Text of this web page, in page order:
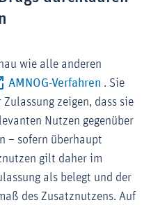
wie alle anderen
AMNOG-Verfahren . Sie
zeigen, dass sie
Nutzen gegenüber
– sofern überhaupt
gilt daher im
als belegt und der
des Zusatznutzens. Auf